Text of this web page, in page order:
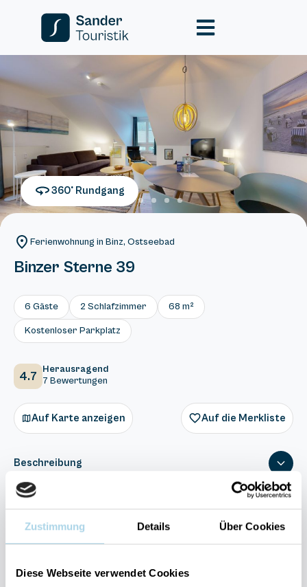
Zustimmung Details Über Cookies
Diese Webseite verwendet Cookies
360° Rundgang
Ferienwohnung in Binz, Ostseebad
Binzer Sterne 39
6 Gäste 2 Schlafzimmer 68 m²
Kostenloser Parkplatz
4.7
Herausragend
7 Bewertungen
Auf Karte anzeigen Auf die Merkliste
Beschreibung
Ausstattung